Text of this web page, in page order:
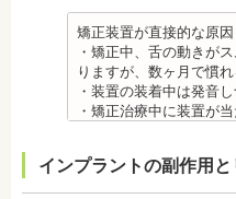
膜にアレルギー症状が起
医師の指示を仰いでく
抜歯・麻酔 ・矯正をし
ない場合は、抜歯を必
康上問題のない歯を抜
・抜歯する場合は麻酔
もあるため、心が起こる
を感じることもありま
で対処する場合やその他
ます。
・矯正装置を装着した
直後に痛みを感じるこ
まる場合が多いです。
科医師に相談しましょう
矯正装置が直接的な原
・矯正中、舌の動きが
りますが、数ヶ月で慣れ
・装置の装着中は発音
・矯正治療中に装置が
で対処する場合やその他
ます。
インプラントの副作用と